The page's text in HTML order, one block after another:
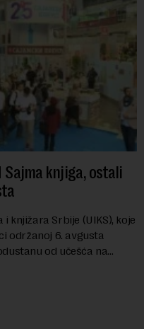
knjiga, ostali
knjižara Srbije (UIKS), koje
održanoj 6. avgusta
od učešća na